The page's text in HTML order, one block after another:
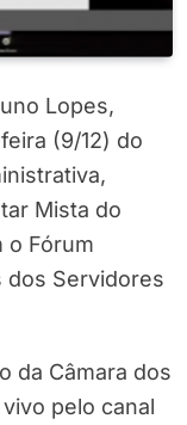
Lopes,
(9/12) do
Mista do
o Fórum
dos Servidores
da Câmara dos
pelo canal